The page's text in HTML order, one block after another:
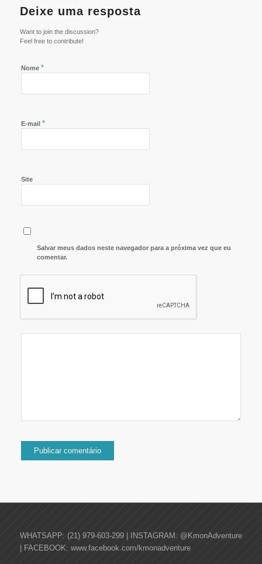
Deixe uma resposta
Want to join the discussion?
Feel free to contribute!
Nome *
E-mail *
Site
Salvar meus dados neste navegador para a próxima vez que eu
comentar.
WHATSAPP: (21) 979-603-299 | INSTAGRAM: @KmonAdventure
| FACEBOOK: www.facebook.com/kmonadventure